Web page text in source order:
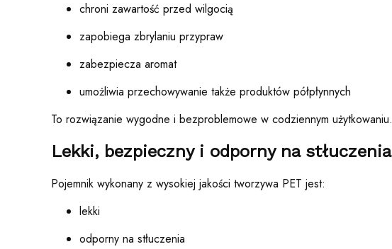
chroni zawartość przed wilgocią
zapobiega zbrylaniu przypraw
zabezpiecza aromat
umożliwia przechowywanie także produktów półpłynnych
To rozwiązanie wygodne i bezproblemowe w codziennym użytkowaniu.
Lekki, bezpieczny i odporny na stłuczenia
Pojemnik wykonany z wysokiej jakości tworzywa PET jest:
lekki
odporny na stłuczenia